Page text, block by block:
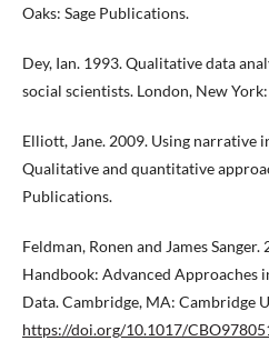
Oaks: Sage Publications.
Dey, Ian. 1993. Qualitative data
social scientists. London, New
Elliott, Jane. 2009. Using narrative
Qualitative and quantitative
Publications.
Feldman, Ronen and James
Handbook: Advanced Approaches
Data. Cambridge, MA: Cambridge
https://doi.org/10.1017/